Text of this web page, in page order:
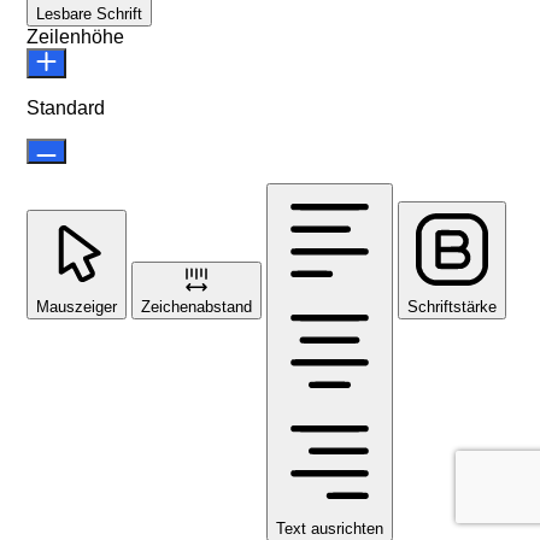
Lesbare Schrift
Zeilenhöhe
Standard
Mauszeiger Zeichenabstand
Text ausrichten
Schriftstärke